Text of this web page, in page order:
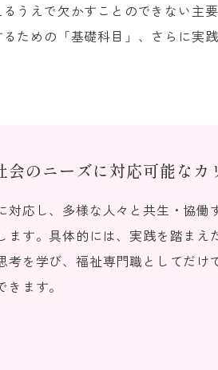
えで欠かすことのできない主要
ための「基礎科目」、さらに
のニーズに対応可能なカ
応し、多様な人々と共生・協働
す。具体的には、実践を踏まえ
を学び、福祉専門職としてだけ
ます。